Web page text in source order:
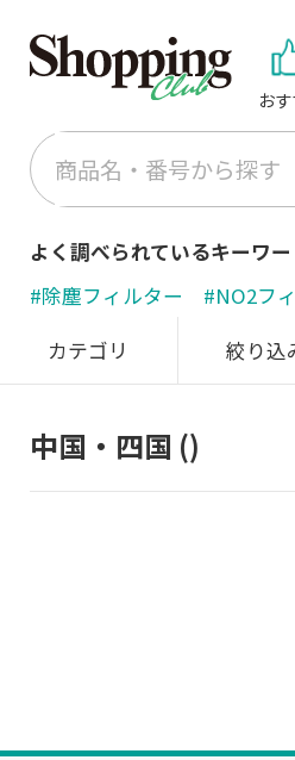
お
よく調べられているキーワー
#除塵フィルター
#NO2フ
カテゴリ
絞り込
中国・四国 ()